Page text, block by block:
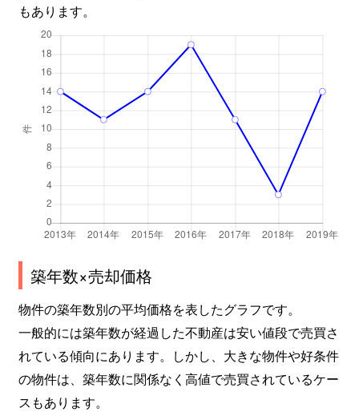
もあります。
築年数×売却価格
物件の築年数別の平均価格を表したグラフです。
一般的には築年数が経過した不動産は安い値段で売買さ
れている傾向にあります。しかし、大きな物件や好条件
の物件は、築年数に関係なく高値で売買されているケー
スもあります。